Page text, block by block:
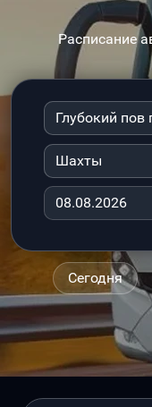
Расписание
Глубокий пов
Шахты
Сегодня